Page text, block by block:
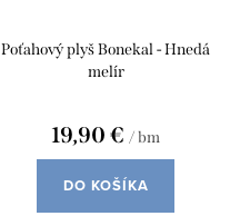
Poťahový plyš Bonekal - Hnedá
melír
19,90 € / bm
DO KOŠÍKA